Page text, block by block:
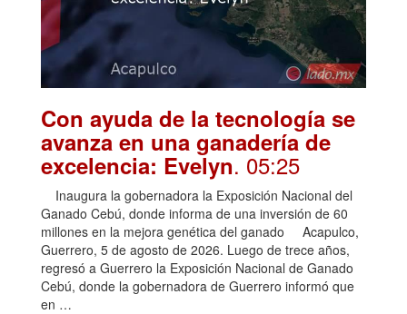
Con ayuda de la tecnología se
avanza en una ganadería de
excelencia: Evelyn. 05:25
Inaugura la gobernadora la Exposición Nacional del
Ganado Cebú, donde informa de una inversión de 60
millones en la mejora genética del ganado Acapulco,
Guerrero, 5 de agosto de 2026. Luego de trece años,
regresó a Guerrero la Exposición Nacional de Ganado
Cebú, donde la gobernadora de Guerrero informó que
en …